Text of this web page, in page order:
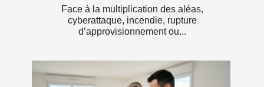
Face à la multiplication des aléas,
cyberattaque, incendie, rupture
d’approvisionnement ou...